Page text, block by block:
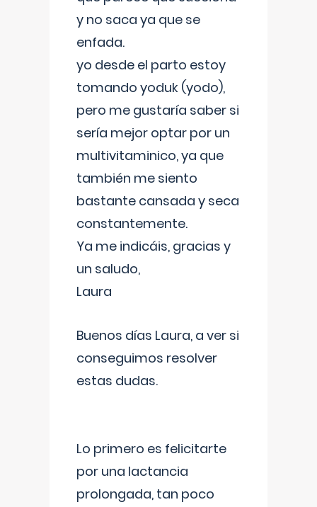
y no saca ya que se
enfada.
yo desde el parto estoy
tomando yoduk (yodo),
pero me gustaría saber si
sería mejor optar por un
multivitaminico, ya que
también me siento
bastante cansada y seca
constantemente.
Ya me indicáis, gracias y
un saludo,
Laura
Buenos días Laura, a ver si
conseguimos resolver
estas dudas.
Lo primero es felicitarte
por una lactancia
prolongada, tan poco